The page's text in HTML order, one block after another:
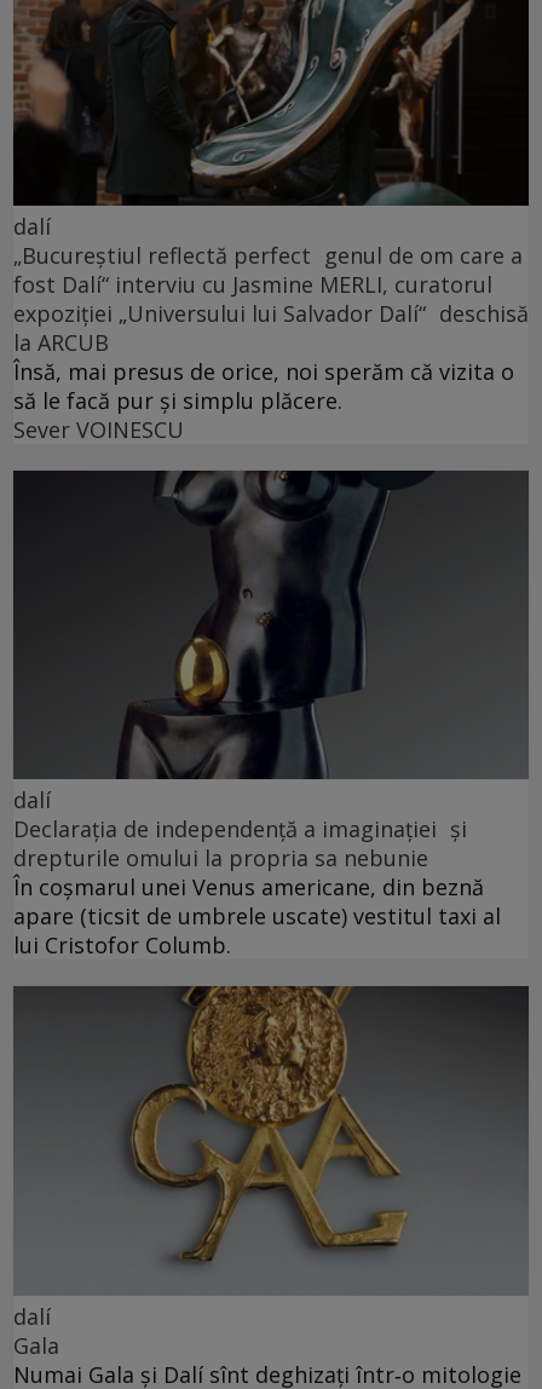
dalí
„Bucureștiul reflectă perfect genul de om care a
fost Dalí“ interviu cu Jasmine MERLI, curatorul
expoziției „Universului lui Salvador Dalí“ deschisă
la ARCUB
Însă, mai presus de orice, noi sperăm că vizita o
să le facă pur și simplu plăcere.
Sever VOINESCU
dalí
Declarația de independență a imaginației și
drepturile omului la propria sa nebunie
În coșmarul unei Venus americane, din beznă
apare (ticsit de umbrele uscate) vestitul taxi al
lui Cristofor Columb.
dalí
Gala
Numai Gala și Dalí sînt deghizați într‑o mitologie